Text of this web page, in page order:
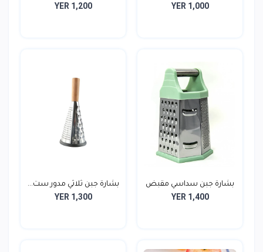
بغطاء
YER 1,000
YER 1,200
بشارة جبن سداسي مقبض
ست...
YER 1,400
بشارة جبن ثلاثي مدور ست...
YER 1,300